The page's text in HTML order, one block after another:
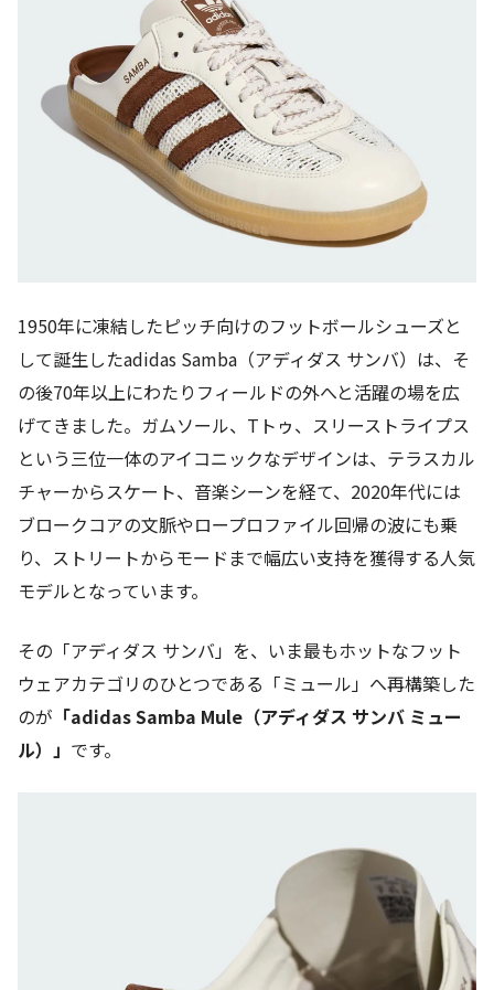
1950年に凍結したピッチ向けのフットボールシューズと
して誕生したadidas Samba（アディダス サンバ）は、そ
の後70年以上にわたりフィールドの外へと活躍の場を広
げてきました。ガムソール、Tトゥ、スリーストライプス
という三位一体のアイコニックなデザインは、テラスカル
チャーからスケート、音楽シーンを経て、2020年代には
ブロークコアの文脈やロープロファイル回帰の波にも乗
り、ストリートからモードまで幅広い支持を獲得する人気
モデルとなっています。
その「アディダス サンバ」を、いま最もホットなフット
ウェアカテゴリのひとつである「ミュール」へ再構築した
のが 「adidas Samba Mule（アディダス サンバ ミュー
ル）」 です。